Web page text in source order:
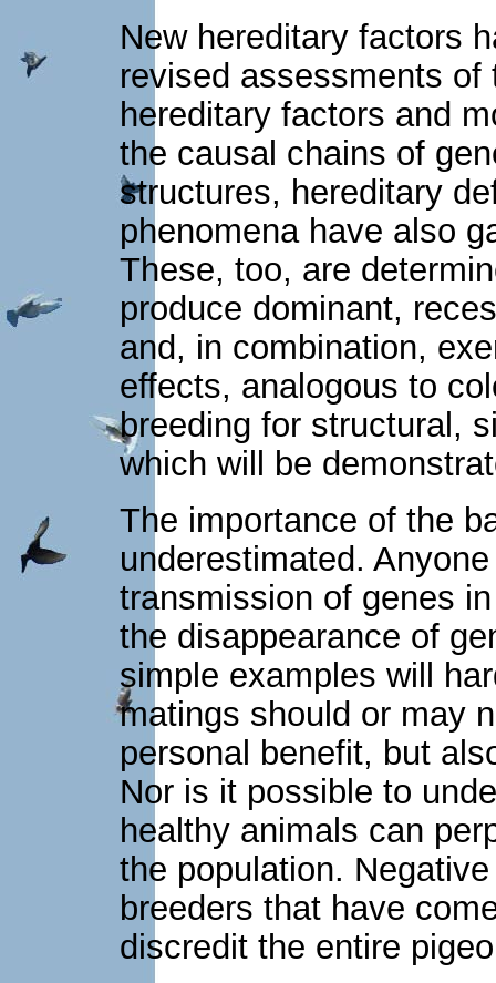
New hereditary factors
revised assessments
hereditary factors and
the causal chains of
structures, hereditary
phenomena have also
These, too, are
produce dominant,
and, in combination,
effects, analogous to
breeding for structural,
which will be
The importance of the
underestimated.
transmission of genes
the disappearance of
simple examples will
matings should or may
personal benefit, but
Nor is it possible to
healthy animals can
the population.
breeders that have
discredit the entire